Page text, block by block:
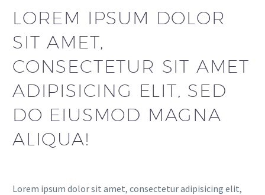
LOREM IPSUM DOLOR
SIT AMET,
CONSECTETUR SIT AMET
ADIPISICING ELIT, SED
DO EIUSMOD MAGNA
ALIQUA!
Lorem ipsum dolor sit amet, consectetur adipisicing elit,